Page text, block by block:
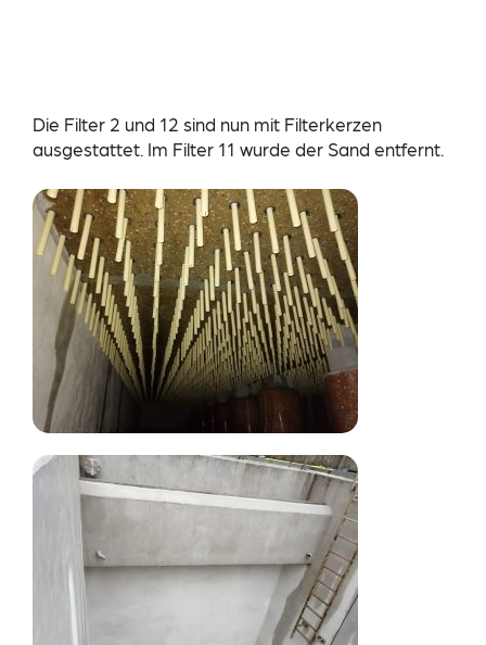
Die Filter 2 und 12 sind nun mit Filterkerzen
ausgestattet. Im Filter 11 wurde der Sand entfernt.